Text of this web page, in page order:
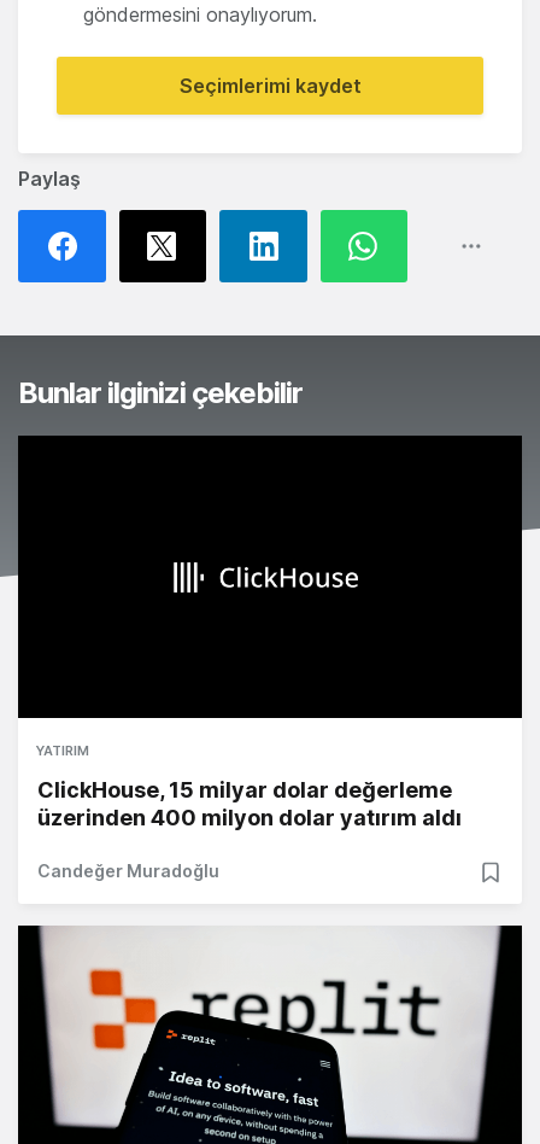
Paylaş
göndermesini onaylıyorum.
Seçimlerimi kaydet
Bunlar ilginizi çekebilir
YATIRIM
ClickHouse, 15 milyar dolar değerleme
üzerinden 400 milyon dolar yatırım aldı
Candeğer Muradoğlu